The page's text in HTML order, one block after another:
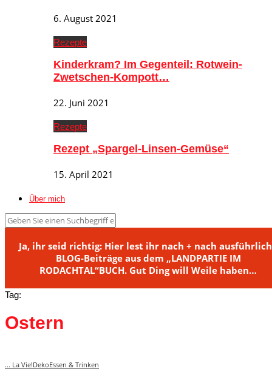
6. August 2021
Rezepte
Kinderkram? Im Gegenteil: Rotwein-
Zwetschen-Kompott…
22. Juni 2021
Rezepte
Rezept „Spargel-Linsen-Gemüse“
15. April 2021
Über mich
Ja, ihr seid richtig: Hier lest ihr nach + nach
BLOG-Beiträge aus dem „LANDPARTIE IM
RODACHTAL“BUCH. Gut Ding will Weile haben…
Tag:
Ostern
... La Vie!DekoEssen & Trinken